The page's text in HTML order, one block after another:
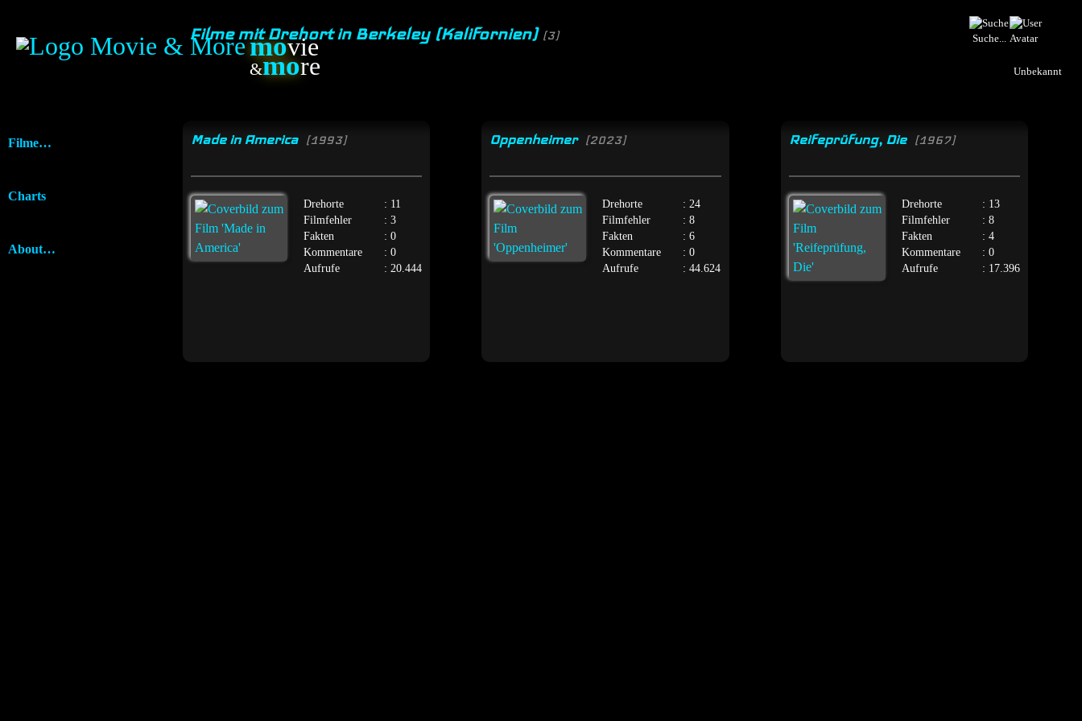
movie
&more
Suche...
Unbekannt
Filme mit Drehort in Berkeley (Kalifornien) (3)
Filme…
Charts
About…
Made in America [1993]
Drehorte
: 11
Filmfehler
: 3
Fakten
: 0
Kommentare
: 0
Aufrufe
: 20.444
Oppenheimer [2023]
Drehorte
: 24
Filmfehler
: 8
Fakten
: 6
Kommentare
: 0
Aufrufe
: 44.624
Reifeprüfung, Die [1967]
Drehorte
: 13
Filmfehler
: 8
Fakten
: 4
Kommentare
: 0
Aufrufe
: 17.396